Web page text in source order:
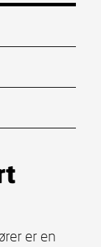
er en